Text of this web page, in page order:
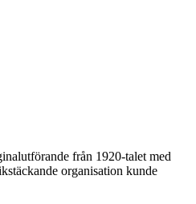
från 1920-talet med
organisation kunde